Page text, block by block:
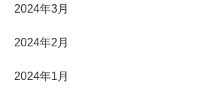
2024年3月
2024年2月
2024年1月